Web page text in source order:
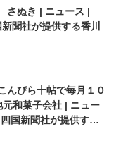
ト
さぬき | ニュース |
聞社が提供する香川
ぴら十帖で毎月１０
和菓子会社 | ニュー
国新聞社が提供する